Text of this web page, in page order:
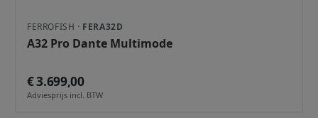
FERROFISH · FERA32D
A32 Pro Dante Multimode
€ 3.699,00
Adviesprijs incl. BTW